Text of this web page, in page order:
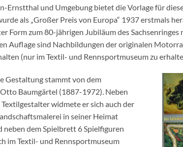
Ernstthal und Umgebung bietet die Vorlage für
als „Großer Preis von Europa“ 1937 erstmals
Form zum 80-jährigen Jubiläum des Sachsenringes
Auflage sind Nachbildungen der originalen
(nur im Textil- und Rennsportmuseum zu
Gestaltung stammt von dem
Baumgärtel (1887-1972). Neben
widmete er sich auch der
in seiner Heimat
dem Spielbrett 6 Spielfiguren
im Textil- und Rennsportmuseum